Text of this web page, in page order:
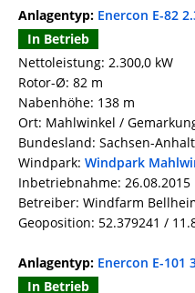
Anlagentyp: Enercon E-82
In Betrieb
Nettoleistung: 2.300,0 kW
Rotor-Ø: 82 m
Nabenhöhe: 138 m
Ort: Mahlwinkel /
Bundesland: Sachsen-Anhalt
Windpark: Windpark
Inbetriebnahme: 26.08.2015
Betreiber: Windfarm
Geoposition: 52.379241 /
Anlagentyp: Enercon E-101
In Betrieb